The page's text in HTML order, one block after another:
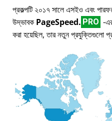
প্রকল্পটি ২০১৭ সালে এসইও এবং
উদ্ভাবক PageSpeed. PRO -
করা হয়েছিল, তার নতুন প্রযুক্তিগুলো